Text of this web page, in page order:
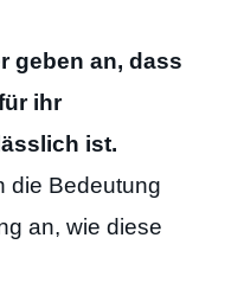
geben an, dass
ihr
ist.
die Bedeutung
an, wie diese